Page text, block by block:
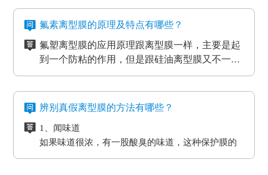
应等。
方，其性能也不能得到更好的发挥。
四、看生产厂家
一般品牌大、评价高的正规PET离型膜生产厂家
而且生产规模也比较大，因而具有一定的基础
性、技术性和规模性。
五、看产品价格
不同品牌、不同厂家的PET离型膜在其价格上都
会有些差异，而且国内的与进口的离型膜在其价
格上也会有很大的差异。
六、注意离型膜的使用范围
企业选购离型膜的主要目的就是为了满足产品的
生产需要，所以一定要根据离型膜的使用范围来
进行选择，要确保能够符合企业产品的生产要
摩擦和损耗，所以经常会在机器的连接处使用缓冲
机器，减小损耗。
物流装卸货的过程中会格外重视运输货物的完整
能导致物品损坏。而目前市场上最受欢迎的缓冲垫
具有弹性好、质地紧密、耐高温以及抗冲力强的特
点，用在物流装卸平台上可以起到保护货物的作
用。
三、应用于热压机强化过程
想让地板、木门和家具更耐用，就需要使用热压机
强化。而在这个过程中也需要缓冲垫。缓冲垫会装
在模板和热压板之间，起到均匀传递热压板工作温
度和工作压力的作用。而且使用缓冲垫还可以使纸
的效果。另外硅胶缓冲垫还可以保护模板、弥补压
板误差保证热压机的正常工作。
氟素离型膜的原理及特点有哪些？
氟塑离型膜的应用原理跟离型膜一样，主要是起
到一个防粘的作用，但是跟硅油离型膜又不一
样，氟在氟塑离型膜里面是以一种氟化物的形式
在耐高温胶带的基材分很多种（PET,聚酰亚胺）
硅胶的胶水跟硅油离型膜同属矽利康的类别，时
间长了会产生各方面的反应就是贴死。
氟塑离型膜主要应用于高温胶，硅胶双面胶贴
等；模切加工成其它任何形状，用于一些特殊用
氟素离型膜的特点：
耐湿性，防潮、防油，起到产品的隔离作用。
二、良好的耐高温性能、平滑度和强度。
三、氟塑离型膜可以防止预浸料粘连，又可以保
辨别真假离型膜的方法有哪些？
1、闻味道
如果味道很浓，有一股酸臭的味道，这种保护膜的
保持力非常差。